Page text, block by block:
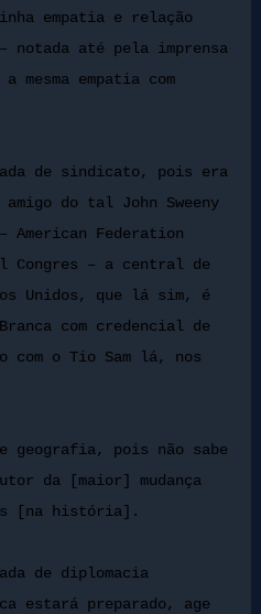
empatia e relação
notada até pela imprensa
mesma empatia com
de sindicato, pois era
do tal John Sweeny
American Federation
Congres – a central de
Unidos, que lá sim, é
com credencial de
o Tio Sam lá, nos
geografia, pois não sabe
da [maior] mudança
[na história].
de diplomacia
estará preparado, age